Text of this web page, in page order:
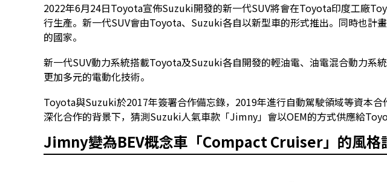
2022年6月24日Toyota宣佈Suzuki開發的新一代SUV將會在Toyota印度工廠
行生產。新一代SUV會由Toyota、Suzuki各自以新型車的形式推出。同時也計
的國家。
新一代SUV動力系統搭載Toyota及Suzuki各自開發的輕油電、油電混合動力系
更加多元的電動化技術。
Toyota與Suzuki於2017年簽署合作備忘錄，2019年進行自動駕駛領域等資本
深化合作的背景下，猜測Suzuki人氣車款「Jimny」會以OEM的方式供應給
Jimny變為BEV概念車「Compact Cruiser」的風格